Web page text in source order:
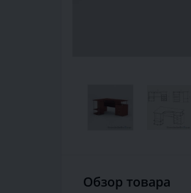
Обзор товара